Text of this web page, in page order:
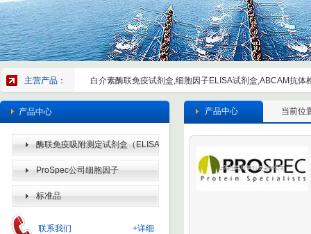
主营产品： 白介素酶联免疫试剂盒,细胞因子ELISA试剂盒,ABCAM抗体
产品中心
酶联免疫吸附测定试剂盒（ELISA
KIT） ProSpec公司细胞因子
标准品
+详细
联系我们
当前位
产品中心